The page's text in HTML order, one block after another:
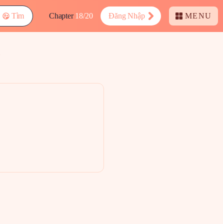
Tìm Chapter 18/20 Đăng Nhập MENU